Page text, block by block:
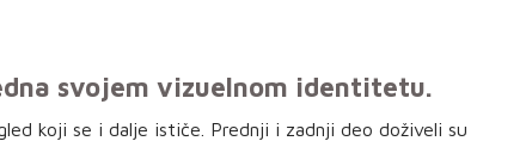
svojem vizuelnom identitetu.
koji se i dalje ističe. Prednji i zadnji deo doživeli su